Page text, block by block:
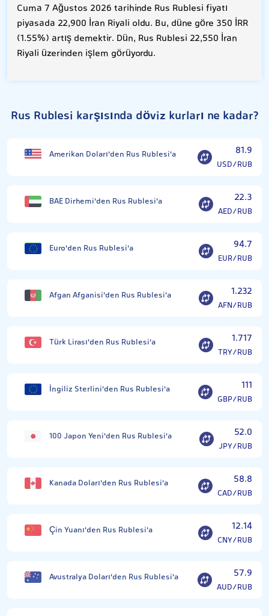
Cuma 7 Ağustos 2026 tarihinde Rus Rublesi fiyatı
piyasada 22,900 İran Riyali oldu. Bu, düne göre 350 İRR
(1.55%) artış demektir. Dün, Rus Rublesi 22,550 İran
Riyali üzerinden işlem görüyordu.
Rus Rublesi karşısında döviz kurları ne kadar?
Amerikan Doları'den Rus Rublesi'a 81.9
USD/RUB
BAE Dirhemi'den Rus Rublesi'a 22.3
AED/RUB
Euro'den Rus Rublesi'a 94.7
EUR/RUB
Afgan Afganisi'den Rus Rublesi'a 1.232
AFN/RUB
Türk Lirası'den Rus Rublesi'a 1.717
TRY/RUB
İngiliz Sterlini'den Rus Rublesi'a 111
GBP/RUB
100 Japon Yeni'den Rus Rublesi'a 52.0
JPY/RUB
Kanada Doları'den Rus Rublesi'a 58.8
CAD/RUB
Çin Yuanı'den Rus Rublesi'a 12.14
CNY/RUB
Avustralya Doları'den Rus Rublesi'a 57.9
AUD/RUB